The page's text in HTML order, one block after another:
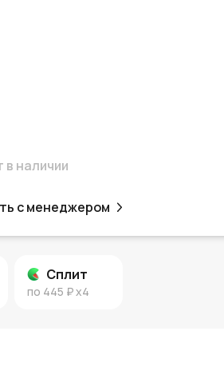
в наличии
с менеджером
Сплит
по 445 ₽x4